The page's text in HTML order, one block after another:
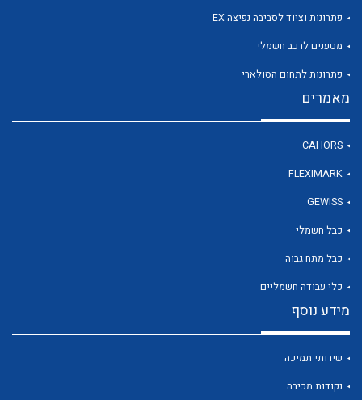
פתרונות וציוד לסביבה נפיצה EX
מטענים לרכב חשמלי
פתרונות לתחום הסולארי
מאמרים
CAHORS
FLEXIMARK
GEWISS
כבל חשמלי
כבל מתח גבוה
כלי עבודה חשמליים
מידע נוסף
שירותי תמיכה
נקודות מכירה